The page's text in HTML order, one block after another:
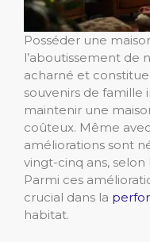
Posséder une
l’aboutissement de
acharné et
souvenirs de famille
maintenir une
coûteux. Même
améliorations sont
vingt-cinq ans, selon
Parmi ces
crucial dans la
habitat.